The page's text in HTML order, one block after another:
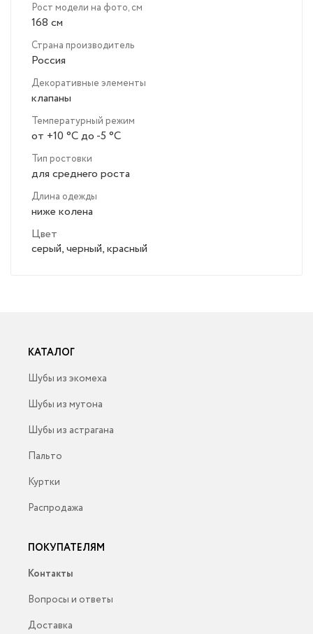
Рост модели на фото, см
168 см
Страна производитель
Россия
Декоративные элементы
клапаны
Температурный режим
от +10 °C до -5 °C
Тип ростовки
для среднего роста
Длина одежды
ниже колена
Цвет
серый, черный, красный
КАТАЛОГ
Шубы из экомеха
Шубы из мутона
Шубы из астрагана
Пальто
Куртки
Распродажа
ПОКУПАТЕЛЯМ
Контакты
Вопросы и ответы
Доставка